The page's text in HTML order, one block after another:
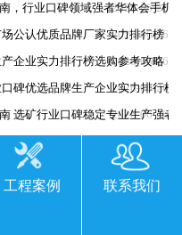
2026-06-26
，行业口碑领域强者华体会手机
2026-06-26
公认优质品牌厂家实力排行榜
2026-06-26
企业实力排行榜选购参考攻略
2026-06-26
碑优选品牌生产企业实力排行榜
2026-06-26
选矿行业口碑稳定专业生产强者
2026-06-26
业口碑顶尖靠谱生产龙头厂家实力
2026-06-26
碑靠谱生产厂家领域强者推荐
2026-06-26
优质品牌华体会手机网页版-华
南 行业口碑靠谱品牌推荐 领域
工程案例 联系我们